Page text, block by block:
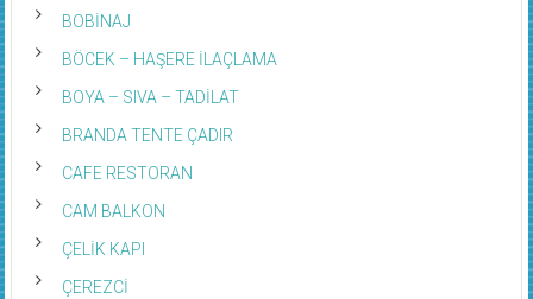
BOBİNAJ
BÖCEK – HAŞERE İLAÇLAMA
BOYA – SIVA – TADİLAT
BRANDA TENTE ÇADIR
CAFE RESTORAN
CAM BALKON
ÇELİK KAPI
ÇEREZCİ